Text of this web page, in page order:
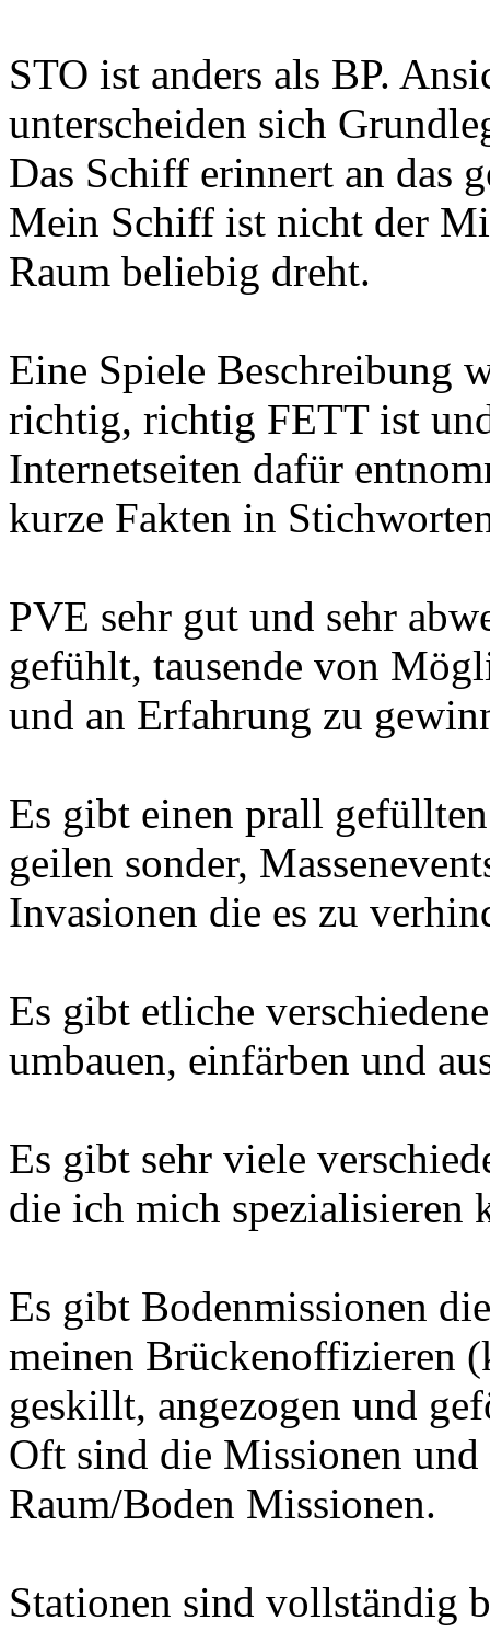
STO ist anders als BP.
unterscheiden sich
Das Schiff erinnert an das
Mein Schiff ist nicht der
Raum beliebig dreht.
Eine Spiele Beschreibung
richtig, richtig FETT ist
Internetseiten dafür
kurze Fakten in
PVE sehr gut und sehr
gefühlt, tausende von
und an Erfahrung zu
Es gibt einen prall
geilen sonder,
Invasionen die es zu
Es gibt etliche
umbauen, einfärben und
Es gibt sehr viele
die ich mich spezialisieren
Es gibt Bodenmissionen
meinen Brückenoffizieren
geskillt, angezogen und
Oft sind die Missionen
Raum/Boden Missionen.
Stationen sind vollständig